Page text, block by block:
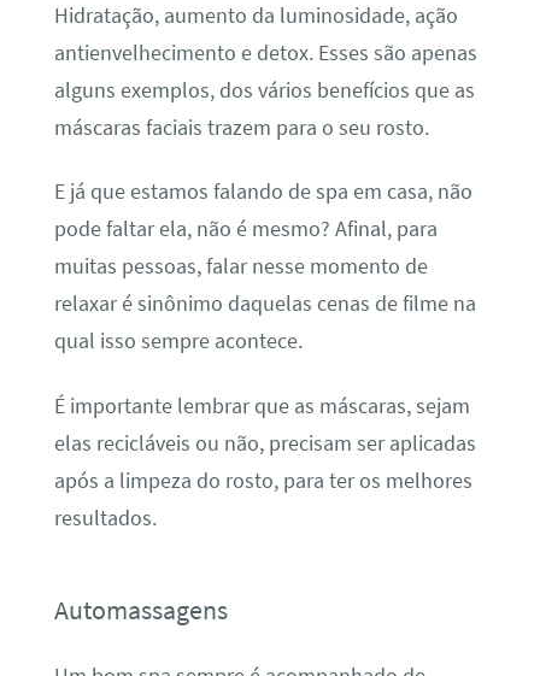
Hidratação, aumento da luminosidade, ação
antienvelhecimento e detox. Esses são apenas
alguns exemplos, dos vários benefícios que as
máscaras faciais trazem para o seu rosto.
E já que estamos falando de spa em casa, não
pode faltar ela, não é mesmo? Afinal, para
muitas pessoas, falar nesse momento de
relaxar é sinônimo daquelas cenas de filme na
qual isso sempre acontece.
É importante lembrar que as máscaras, sejam
elas recicláveis ou não, precisam ser aplicadas
após a limpeza do rosto, para ter os melhores
resultados.
Automassagens